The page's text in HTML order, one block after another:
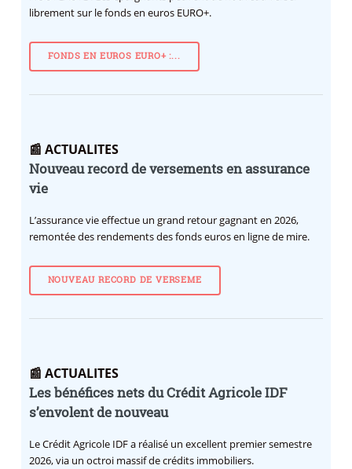
librement sur le fonds en euros EURO+.
FONDS EN EUROS EURO+ :...
📰 ACTUALITES
Nouveau record de versements en assurance
vie
L’assurance vie effectue un grand retour gagnant en 2026,
remontée des rendements des fonds euros en ligne de mire.
NOUVEAU RECORD DE VERSEME
📰 ACTUALITES
Les bénéfices nets du Crédit Agricole IDF
s’envolent de nouveau
Le Crédit Agricole IDF a réalisé un excellent premier semestre
2026, via un octroi massif de crédits immobiliers.